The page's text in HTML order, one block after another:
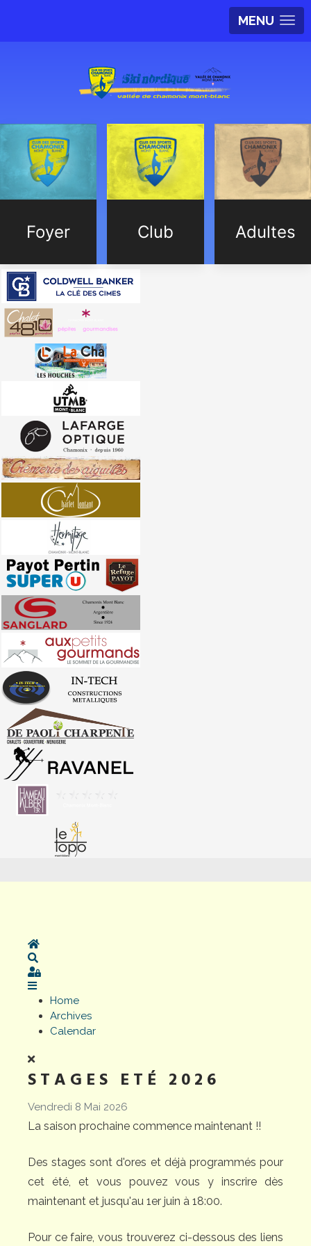
MENU
Foyer Club Adultes
Home
Sign In
Home
Archives
Calendar
STAGES ETÉ 2026
Vendredi 8 Mai 2026
La saison prochaine commence maintenant !!
Des stages sont d'ores et déjà programmés pour
cet été, et vous pouvez vous y inscrire dès
maintenant et jusqu'au 1er juin à 18:00.
Pour ce faire, vous trouverez ci-dessous des liens